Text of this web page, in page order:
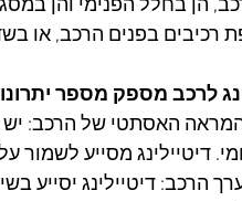
הן בחלל הפנימי והן
רכיבים בפנים הרכב, או
לרכב מספק מספר
האסתטי של הרכב: יש
דיטיילינג מסייע לשמור
הרכב: דיטיילינג יסייע